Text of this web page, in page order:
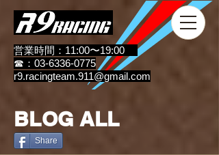
営業時間：11:00〜19:00
☎：03-6336-0775
r9.racingteam.911@gmail.com
BLOG ALL
Share